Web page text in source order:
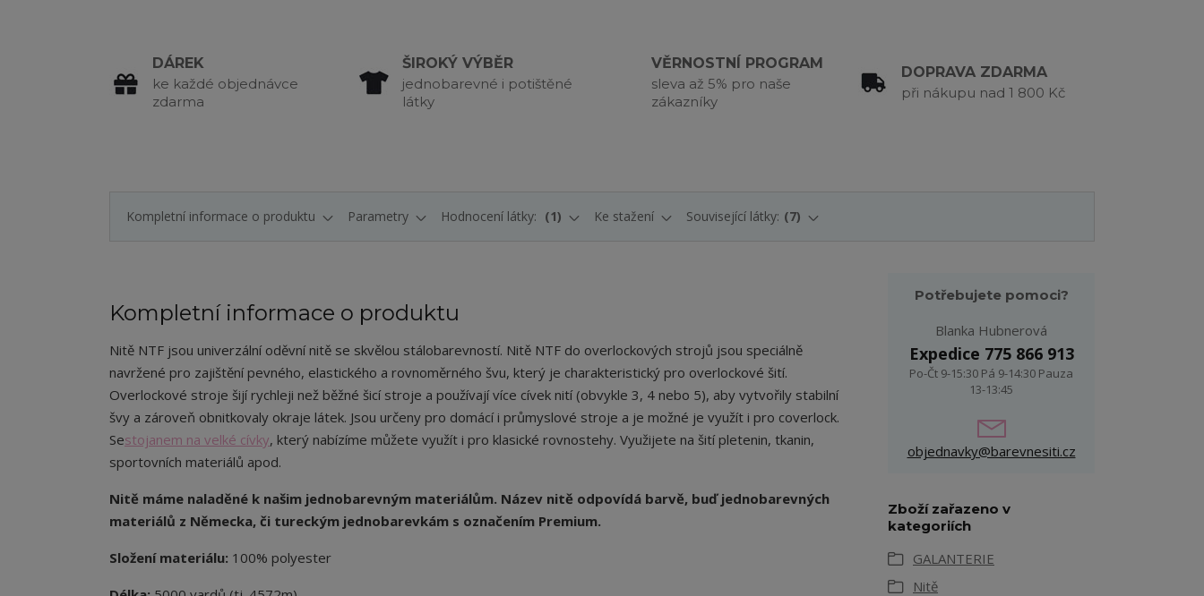
DÁREK
ke každé objednávce
zdarma
ŠIROKÝ VÝBĚR
jednobarevné i potištěné
látky
VĚRNOSTNÍ PROGRAM
sleva až 5% pro naše
zákazníky
DOPRAVA ZDARMA
při nákupu nad 1 800 Kč
Kompletní informace o produktu Parametry Hodnocení látky: 1 Ke stažení Související látky: 7
Kompletní informace o produktu
Nitě NTF jsou univerzální oděvní nitě se skvělou stálobarevností. Nitě NTF do overlockových strojů jsou speciálně
navržené pro zajištění pevného, elastického a rovnoměrného švu, který je charakteristický pro overlockové šití.
Overlockové stroje šijí rychleji než běžné šicí stroje a používají více cívek nití (obvykle 3, 4 nebo 5), aby vytvořily stabilní
švy a zároveň obnitkovaly okraje látek. Jsou určeny pro domácí i průmyslové stroje a je možné je využít i pro coverlock.
Sestojanem na velké cívky, který nabízíme můžete využít i pro klasické rovnostehy. Využijete na šití pletenin, tkanin,
sportovních materiálů apod.
Nitě máme naladěné k našim jednobarevným materiálům. Název nitě odpovídá barvě, buď jednobarevných
materiálů z Německa, či tureckým jednobarevkám s označením Premium.
Složení materiálu: 100% polyester
Potřebujete pomoci?
Blanka Hubnerová
Expedice 775 866 913
Po-Čt 9-15:30 Pá 9-14:30 Pauza
13-13:45
objednavky@barevnesiti.cz
Zboží zařazeno v
kategoriích
GALANTERIE
Nitě